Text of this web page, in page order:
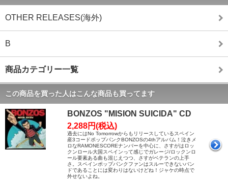
OTHER RELEASES(海外)
B
商品カテゴリー一覧
この商品を買った人はこんな商品も買ってます
BONZOS "MISION SUICIDA" CD
2,288円(税込)
過去にはNo Tomorrowからもリリースしているスペイン
産3コードポップパンクBONZOSの4thアルバム！泣きメ
ロなRAMONESCOREナンバーを中心に、さすがはロッ
クンロール大国スペインって感じでガレージ/ロックンロ
ール要素ある曲も混じえつつ、さすがベテランの上手
さ。スペインポップパンクファンはスルーできないバン
ドであることには変わりはないけどね！ジャケの時点で
外せないよね。